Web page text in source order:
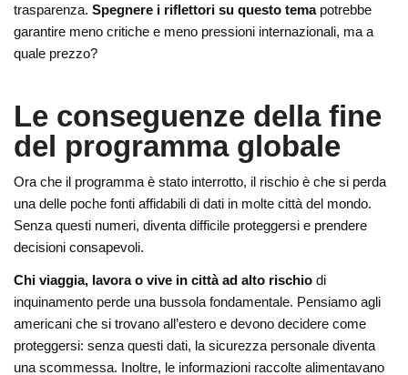
trasparenza.Spegnere i riflettori su questo temapotrebbe
garantire meno critiche e meno pressioni internazionali, ma a
quale prezzo?
Le conseguenze della fine
del programma globale
Ora che il programma è stato interrotto, il rischio è che si perda
una delle poche fonti affidabili di dati in molte città del mondo.
Senza questi numeri, diventa difficile proteggersi e prendere
decisioni consapevoli.
Chi viaggia, lavora o vive in città ad alto rischio di
inquinamento perde una bussola fondamentale. Pensiamo agli
americani che si trovano all’estero e devono decidere come
proteggersi: senza questi dati, la sicurezza personale diventa
una scommessa. Inoltre, le informazioni raccolte alimentavano